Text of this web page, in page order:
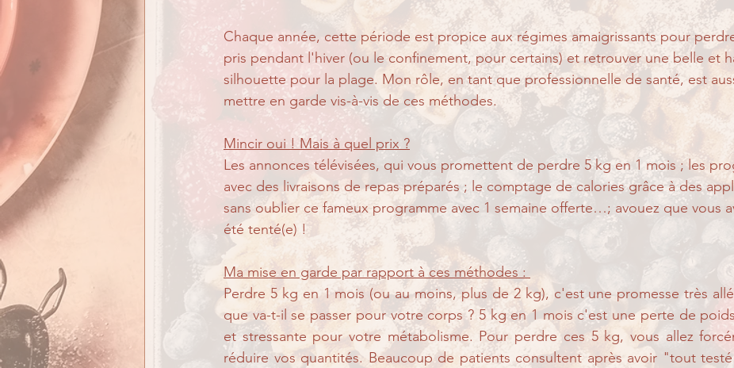
Chaque année, cette période est propice aux régimes amaigrissants pour
pris pendant l'hiver (ou le confinement, pour certains) et retrouver une belle et
silhouette pour la plage. Mon rôle, en tant que professionnelle de santé, est
mettre en garde vis-à-vis de ces méthodes.
Mincir oui ! Mais à quel prix ?
Les annonces télévisées, qui vous promettent de perdre 5 kg en 1 mois ; les
avec des livraisons de repas préparés ; le comptage de calories grâce à des
sans oublier ce fameux programme avec 1 semaine offerte…; avouez que vous
été tenté(e) !
Ma mise en garde par rapport à ces méthodes :
Perdre 5 kg en 1 mois (ou au moins, plus de 2 kg), c'est une promesse très
que va-t-il se passer pour votre corps ? 5 kg en 1 mois c'est une perte de
et stressante pour votre métabolisme. Pour perdre ces 5 kg, vous allez
réduire vos quantités. Beaucoup de patients consultent après avoir "tout